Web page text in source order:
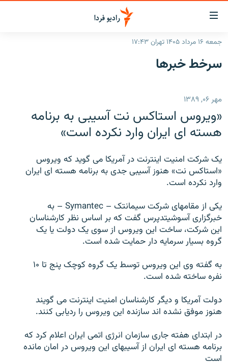
لینک‌های
قابلیت
دسترسی
بازگشت
اصلی
رفتن
صفحه
ایران
انتخاب کنید و بشنوید
فرکانس‌ها
پادکست
گزارش‌های تصویری
گزارش‌های ویدئویی
زنان فردا
English
به ما بپیوندید
جمعه ۱۶ مرداد ۱۴۰۵ تهران ۱۷:۴۳
سرخط‌ خبرها
مهر ۰۶, ۱۳۸۹
«ويروس استاکس نت آسيبی به برنامه
هسته ای ايران وارد نکرده است»
يک شرکت امنيت اينترنت در آمريکا می گويد که ويروس
«استاکس نت» هنوز آسيبی جدی به برنامه هسته ای ايران
وارد نکرده است.
يکی از مقامهای شرکت سيمانتک – Symantec – به
خبرگزاری آسوشيتدپرس گفت که بر اساس نظر کارشناسان
اين شرکت، ساخت اين ويروس از سوی يک دولت يا يک
گروه بسيار سرمايه دار حمايت شده است.
به گفته وی اين ويروس توسط يک گروه کوچک پنج تا ۱۰
نفره ساخته شده است.
دولت آمريکا و ديگر کارشناسان امنيت اينترنت می گويند
هنوز موفق نشده اند سازنده اين ويروس را رديابی کنند.
در ابتدای هفته جاری سازمان انرژی اتمی ايران اعلام کرد که
برنامه هسته ای ايران از آسيبهای اين ويروس در امان مانده
است